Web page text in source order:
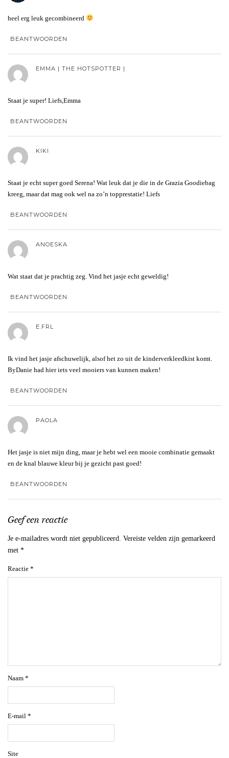
heel erg leuk gecombineerd
BEANTWOORDEN
EMMA | THE HOTSPOTTER |
Staat je super! Liefs,Emma
BEANTWOORDEN
KIKI
Staat je echt super goed Serena! Wat leuk dat je die in de Grazia Goodiebag
kreeg, maar dat mag ook wel na zo’n topprestatie! Liefs
BEANTWOORDEN
ANOESKA
Wat staat dat je prachtig zeg. Vind het jasje echt geweldig!
BEANTWOORDEN
E.FRL
Ik vind het jasje afschuwelijk, alsof het zo uit de kinderverkleedkist komt.
ByDanie had hier iets veel mooiers van kunnen maken!
BEANTWOORDEN
PAOLA
Het jasje is niet mijn ding, maar je hebt wel een mooie combinatie gemaakt
en de knal blauwe kleur bij je gezicht past goed!
BEANTWOORDEN
Geef een reactie
Je e-mailadres wordt niet gepubliceerd. Vereiste velden zijn gemarkeerd
met *
Reactie *
Naam *
E-mail *
Site